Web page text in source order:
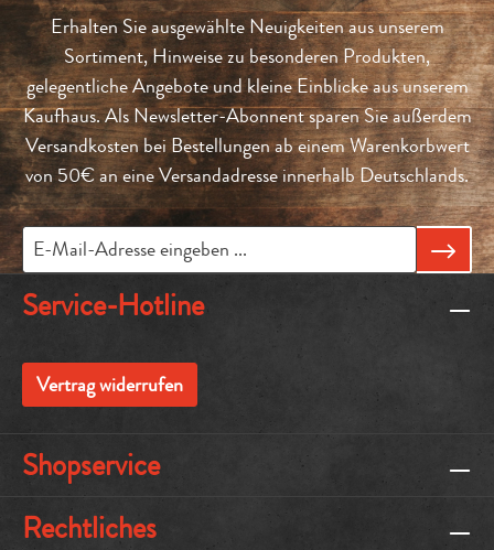
Erhalten Sie ausgewählte Neuigkeiten aus unserem
Sortiment, Hinweise zu besonderen Produkten,
gelegentliche Angebote und kleine Einblicke aus unserem
Kaufhaus. Als Newsletter-Abonnent sparen Sie außerdem
Versandkosten bei Bestellungen ab einem Warenkorbwert
von 50€ an eine Versandadresse innerhalb Deutschlands.
Service-Hotline
Vertrag widerrufen
Shopservice
Rechtliches